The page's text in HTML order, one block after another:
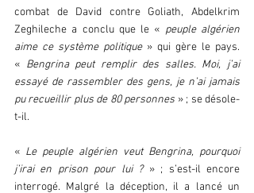
combat de David contre Goliath, Abdelkrim
Zeghileche a conclu que le « peuple algérien
aime ce système politique » qui gère le pays.
« Bengrina peut remplir des salles. Moi, j’ai
essayé de rassembler des gens, je n’ai jamais
pu recueillir plus de 80 personnes » ; se désole-
t-il.
« Le peuple algérien veut Bengrina, pourquoi
j’irai en prison pour lui ? » ; s’est-il encore
interrogé. Malgré la déception, il a lancé un